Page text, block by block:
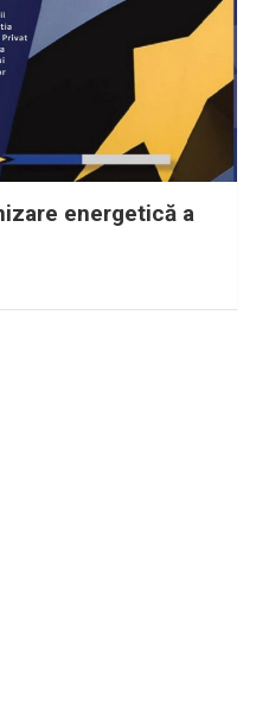
energetică a